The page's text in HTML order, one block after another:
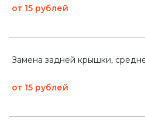
от 15 рублей
Замена задней крышки,
от 15 рублей